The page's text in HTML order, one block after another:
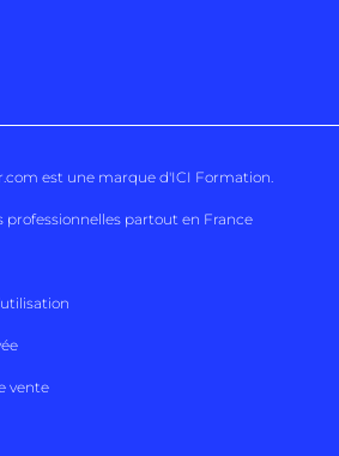
est une marque d'ICI Formation.
partout en France
vente